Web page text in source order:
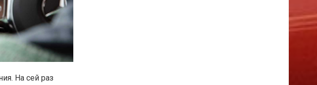
На сей раз